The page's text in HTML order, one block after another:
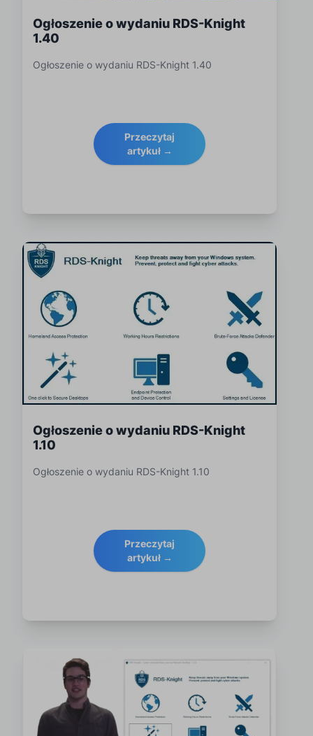
Ogłoszenie o wydaniu RDS-Knight
1.40
Ogłoszenie o wydaniu RDS-Knight 1.40
Przeczytaj
artykuł →
Ogłoszenie o wydaniu RDS-Knight
1.10
Ogłoszenie o wydaniu RDS-Knight 1.10
Przeczytaj
artykuł →